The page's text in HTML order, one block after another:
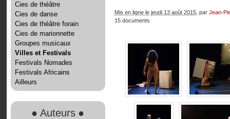
Cies de théâtre
Cies de danse
Cies de théâtre forain
Cies de marionnette
Groupes musicaux
Villes et Festivals
Festivals Nomades
Festivals Africains
Ailleurs
● Auteurs ●
Mis en ligne le jeudi 13 août 2015, par Jean-
15 documents